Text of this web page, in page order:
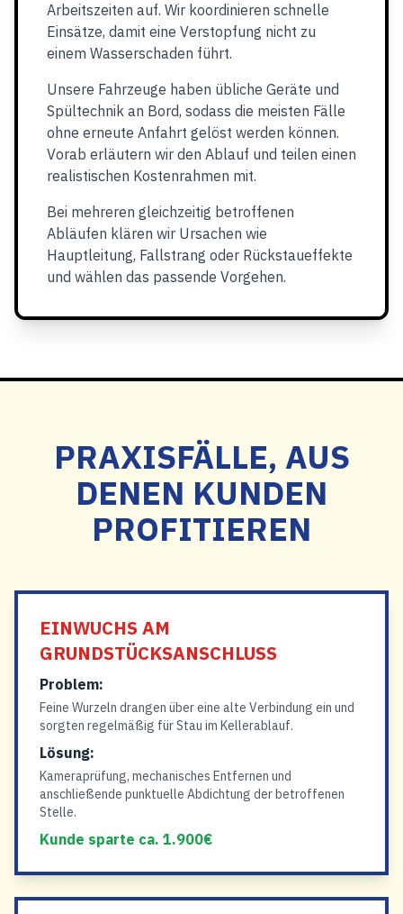
Arbeitszeiten auf. Wir koordinieren schnelle
Einsätze, damit eine Verstopfung nicht zu
einem Wasserschaden führt.
Unsere Fahrzeuge haben übliche Geräte und
Spültechnik an Bord, sodass die meisten Fälle
ohne erneute Anfahrt gelöst werden können.
Vorab erläutern wir den Ablauf und teilen einen
realistischen Kostenrahmen mit.
Bei mehreren gleichzeitig betroffenen
Abläufen klären wir Ursachen wie
Hauptleitung, Fallstrang oder Rückstaueffekte
und wählen das passende Vorgehen.
PRAXISFÄLLE, AUS
DENEN KUNDEN
PROFITIEREN
EINWUCHS AM
GRUNDSTÜCKSANSCHLUSS
Problem:
Feine Wurzeln drangen über eine alte Verbindung ein und
sorgten regelmäßig für Stau im Kellerablauf.
Lösung:
Kameraprüfung, mechanisches Entfernen und
anschließende punktuelle Abdichtung der betroffenen
Stelle.
Kunde sparte ca. 1.900€